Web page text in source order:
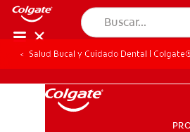
Salud Bucal y Cuidado Dental |